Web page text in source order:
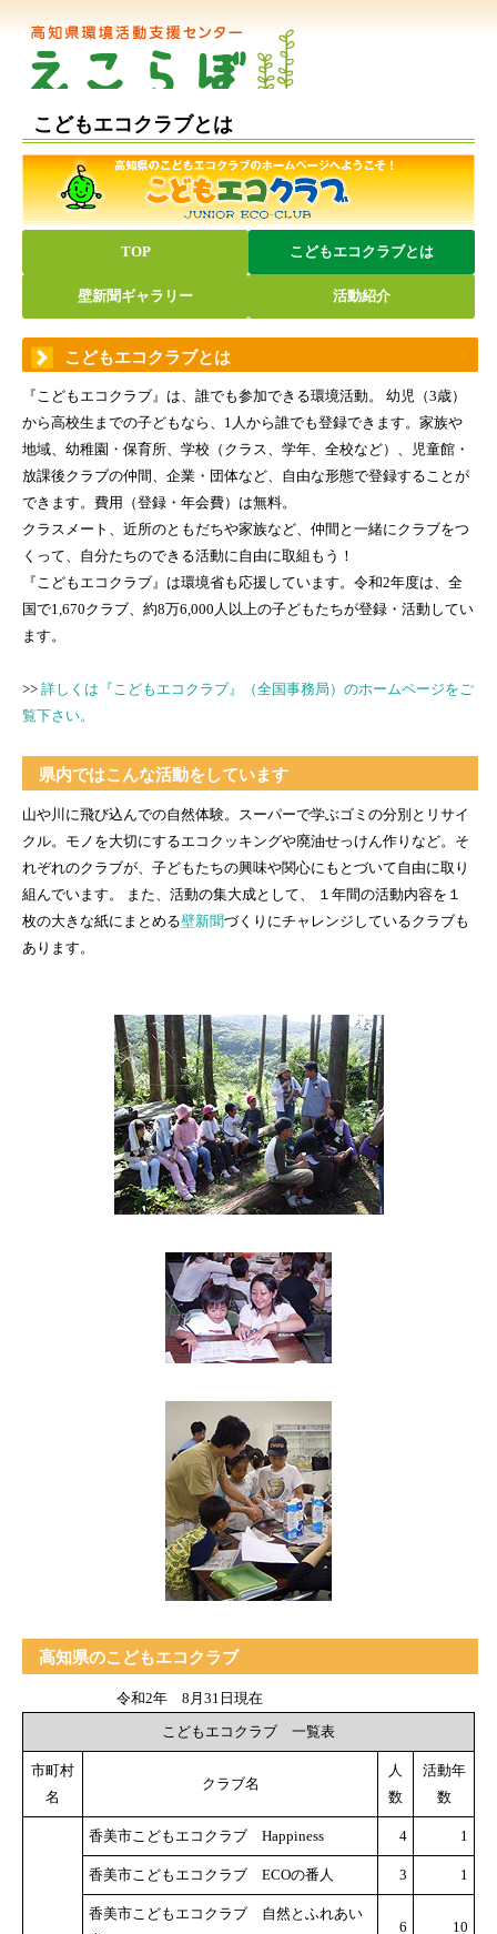
こどもエコクラブとは
TOP こどもエコクラブとは
壁新聞ギャラリー 活動紹介
こどもエコクラブとは
『こどもエコクラブ』は、誰でも参加できる環境活動。 幼児（3歳）
から高校生までの子どもなら、1人から誰でも登録できます。家族や
地域、幼稚園・保育所、学校（クラス、学年、全校など）、児童館・
放課後クラブの仲間、企業・団体など、自由な形態で登録することが
できます。費用（登録・年会費）は無料。
クラスメート、近所のともだちや家族など、仲間と一緒にクラブをつ
くって、自分たちのできる活動に自由に取組もう！
『こどもエコクラブ』は環境省も応援しています。令和2年度は、全
国で1,670クラブ、約8万6,000人以上の子どもたちが登録・活動してい
ます。
>> 詳しくは『こどもエコクラブ』（全国事務局）のホームページをご
覧下さい。
県内ではこんな活動をしています
山や川に飛び込んでの自然体験。スーパーで学ぶゴミの分別とリサイ
クル。モノを大切にするエコクッキングや廃油せっけん作りなど。そ
れぞれのクラブが、子どもたちの興味や関心にもとづいて自由に取り
組んでいます。 また、活動の集大成として、 １年間の活動内容を１
枚の大きな紙にまとめる壁新聞づくりにチャレンジしているクラブも
あります。
高知県のこどもエコクラブ
令和2年 8月31日現在
こどもエコクラブ 一覧表
市町村
名
クラブ名
人
数
活動年
数
香美市こどもエコクラブ Happiness 4 1
香美市こどもエコクラブ ECOの番人 3 1
香美市こどもエコクラブ 自然とふれあい
6 10